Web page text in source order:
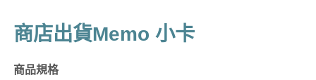
商店出貨Memo 小卡
商品規格